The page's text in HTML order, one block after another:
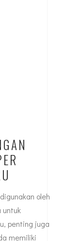
oleh
untuk
penting juga
memiliki